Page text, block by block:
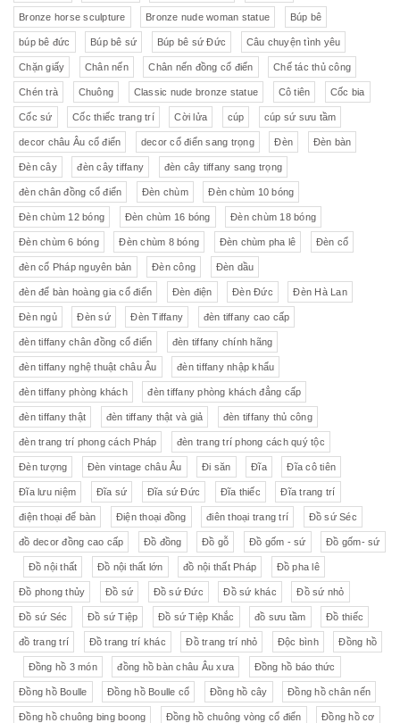
Bronze horse sculpture Bronze nude woman statue Búp bê
búp bê đức Búp bê sứ Búp bê sứ Đức Câu chuyện tình yêu
Chặn giấy Chân nến Chân nến đồng cổ điển Chế tác thủ công
Chén trà Chuông Classic nude bronze statue Cô tiên Cốc bia
Cốc sứ Cốc thiếc trang trí Cời lửa cúp cúp sứ sưu tầm
decor châu Âu cổ điển decor cổ điển sang trọng Đèn Đèn bàn
Đèn cây đèn cây tiffany đèn cây tiffany sang trọng
đèn chân đồng cổ điển Đèn chùm Đèn chùm 10 bóng
Đèn chùm 12 bóng Đèn chùm 16 bóng Đèn chùm 18 bóng
Đèn chùm 6 bóng Đèn chùm 8 bóng Đèn chùm pha lê Đèn cổ
đèn cổ Pháp nguyên bản Đèn công Đèn dầu
đèn để bàn hoàng gia cổ điển Đèn điện Đèn Đức Đèn Hà Lan
Đèn ngủ Đèn sứ Đèn Tiffany đèn tiffany cao cấp
đèn tiffany chân đồng cổ điển đèn tiffany chính hãng
đèn tiffany nghệ thuật châu Âu đèn tiffany nhập khẩu
đèn tiffany phòng khách đèn tiffany phòng khách đẳng cấp
đèn tiffany thật đèn tiffany thật và giả đèn tiffany thủ công
đèn trang trí phong cách Pháp đèn trang trí phong cách quý tộc
Đèn tượng Đèn vintage châu Âu Đi săn Đĩa Đĩa cô tiên
Đĩa lưu niệm Đĩa sứ Đĩa sứ Đức Đĩa thiếc Đĩa trang trí
điện thoại để bàn Điện thoại đồng điên thoại trang trí Đồ sứ Séc
đồ decor đồng cao cấp Đồ đồng Đồ gỗ Đồ gốm - sứ Đồ gốm- sứ
Đồ nội thất Đồ nội thất lớn đồ nội thất Pháp Đồ pha lê
Đồ phong thủy Đồ sứ Đồ sứ Đức Đồ sứ khác Đồ sứ nhỏ
Đồ sứ Séc Đồ sứ Tiệp Đồ sứ Tiệp Khắc đồ sưu tầm Đồ thiếc
đồ trang trí Đồ trang trí khác Đồ trang trí nhỏ Độc bình Đồng hồ
Đồng hồ 3 món đồng hồ bàn châu Âu xưa Đồng hồ báo thức
Đồng hồ Boulle Đồng hồ Boulle cổ Đồng hồ cây Đồng hồ chân nến
Đồng hồ chuông bing boong Đồng hồ chuông vòng cổ điển Đồng hồ cơ